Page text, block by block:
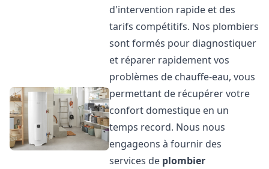
d'intervention rapide et des
tarifs compétitifs. Nos plombiers
sont formés pour diagnostiquer
et réparer rapidement vos
problèmes de chauffe-eau, vous
permettant de récupérer votre
confort domestique en un
temps record. Nous nous
engageons à fournir des
services de plombier